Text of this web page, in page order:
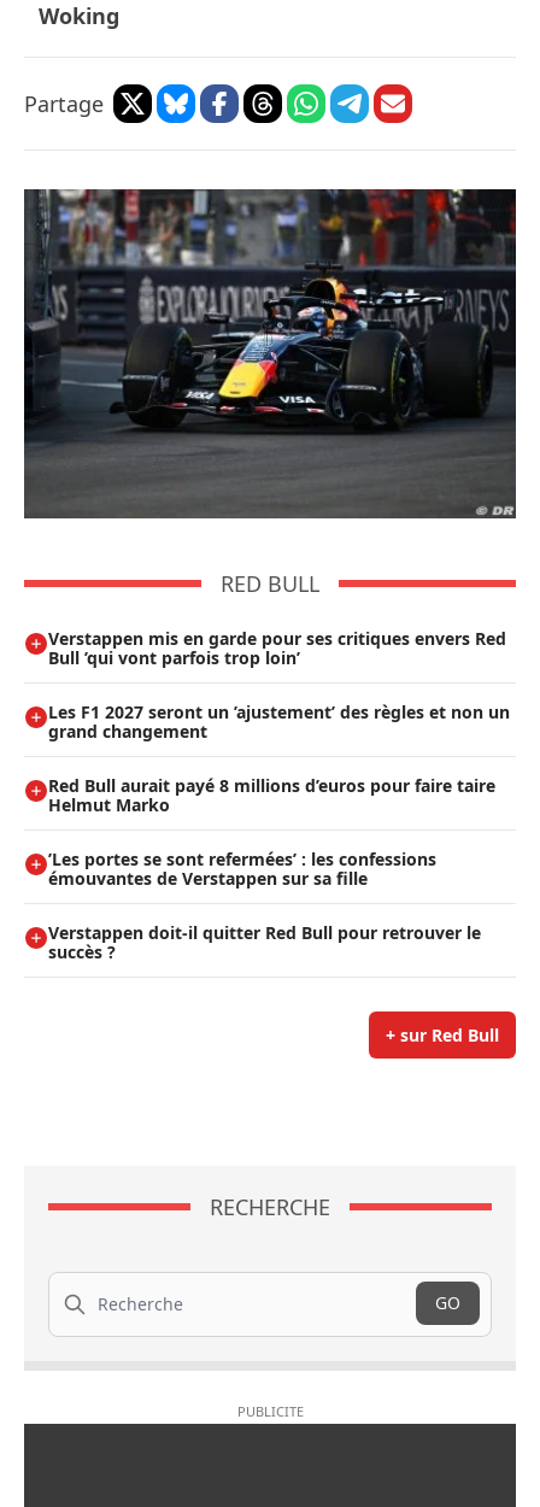
Woking
Partage
RED BULL
Verstappen mis en garde pour ses critiques envers Red
Bull ’qui vont parfois trop loin’
Les F1 2027 seront un ’ajustement’ des règles et non un
grand changement
Red Bull aurait payé 8 millions d’euros pour faire taire
Helmut Marko
’Les portes se sont refermées’ : les confessions
émouvantes de Verstappen sur sa fille
Verstappen doit-il quitter Red Bull pour retrouver le
succès ?
+ sur Red Bull
RECHERCHE
Recherche
GO